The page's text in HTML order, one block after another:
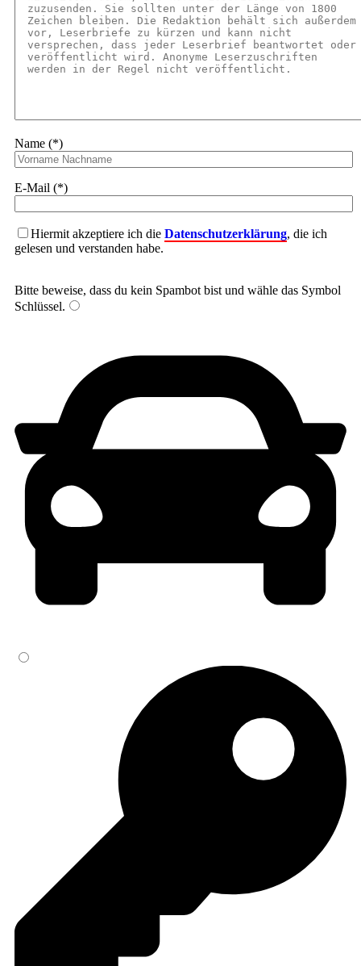
Name (*)
E-Mail (*)
Hiermit akzeptiere ich die Datenschutzerklärung, die ich
gelesen und verstanden habe.
Bitte beweise, dass du kein Spambot bist und wähle das Symbol
Schlüssel.